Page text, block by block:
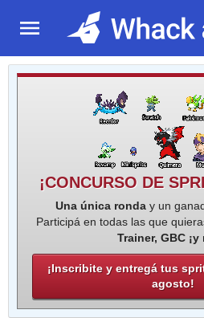
¡CONCURSO DE
Una única ronday un
Participá en todas las que
Trainer, GBC ¡y
¡Inscribite y entregá tus
agosto!